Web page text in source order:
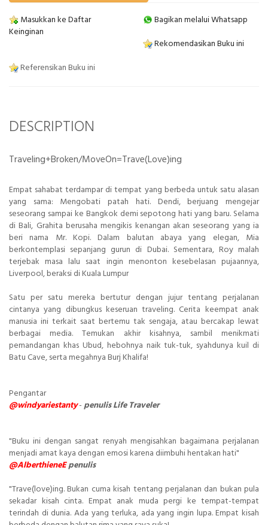
Masukkan ke Daftar
Keinginan
Bagikan melalui Whatsapp
Rekomendasikan Buku ini
Referensikan Buku ini
DESCRIPTION
Traveling+Broken/MoveOn=Trave(Love)ing
Empat sahabat terdampar di tempat yang berbeda untuk satu alasan
yang sama: Mengobati patah hati. Dendi, berjuang mengejar
seseorang sampai ke Bangkok demi sepotong hati yang baru. Selama
di Bali, Grahita berusaha mengikis kenangan akan seseorang yang ia
beri nama Mr. Kopi. Dalam balutan abaya yang elegan, Mia
berkontemplasi sepanjang gurun di Dubai. Sementara, Roy malah
terjebak masa lalu saat ingin menonton kesebelasan pujaannya,
Liverpool, beraksi di Kuala Lumpur
Satu per satu mereka bertutur dengan jujur tentang perjalanan
cintanya yang dibungkus keseruan traveling. Cerita keempat anak
manusia ini terkait saat bertemu tak sengaja, atau bercakap lewat
berbagai media. Temukan akhir kisahnya, sambil menikmati
pemandangan khas Ubud, hebohnya naik tuk-tuk, syahdunya kuil di
Batu Cave, serta megahnya Burj Khalifa!
Pengantar
@windyariestanty-penulis Life Traveler
"Buku ini dengan sangat renyah mengisahkan bagaimana perjalanan
menjadi amat kaya dengan emosi karena diimbuhi hentakan hati"
@AlberthieneEpenulis
"Trave(love)ing. Bukan cuma kisah tentang perjalanan dan bukan pula
sekadar kisah cinta. Empat anak muda pergi ke tempat-tempat
terindah di dunia. Ada yang terluka, ada yang ingin lupa. Empat kisah